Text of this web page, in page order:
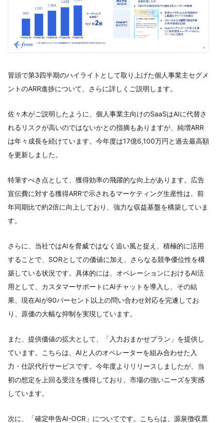
冒頭で第3四半期のハイライトとして取り上げた個人事業主セグメ
ントのARR進捗について、さらに詳しくご説明します。
佐々木がご説明したように、個人事業主向けのSaaSはAIに代替さ
れるリスクが高いのではないかとの指摘もありますが、純増ARR
は年々成長を続けています。今年度は17億6,100万円と過去最高額
を更新しました。
特筆すべき点として、獲得効率の飛躍的な向上があります。広告
宣伝費に対する獲得ARRで示されるマーケティング生産性は、前
年同期比で約2倍に向上しており、強力な収益基盤を構築していま
す。
さらに、当社ではAIを脅威ではなく追い風と捉え、積極的に活用
することで、SORとしての価値に加え、さらなる競争優位性を構
築している状況です。具体的には、オペレーションにおけるAI活
用として、カスタマーサポートにAIチャットを導入し、その結
果、現在AIが90パーセント以上の問い合わせ対応を完遂してお
り、原価の大幅な抑制を実現しています。
また、提供価値の拡大として、「入力おまかせプラン」を提供し
ています。こちらは、AIと人のオペレーターを組み合わせた入
力・仕訳代行サービスです。今年度よりリリースしましたが、当
初の想定を上回る受注を獲得しており、市場の強いニーズを実感
しています。
次に、「確定申告AI-OCR」についてです。こちらは、源泉徴収票